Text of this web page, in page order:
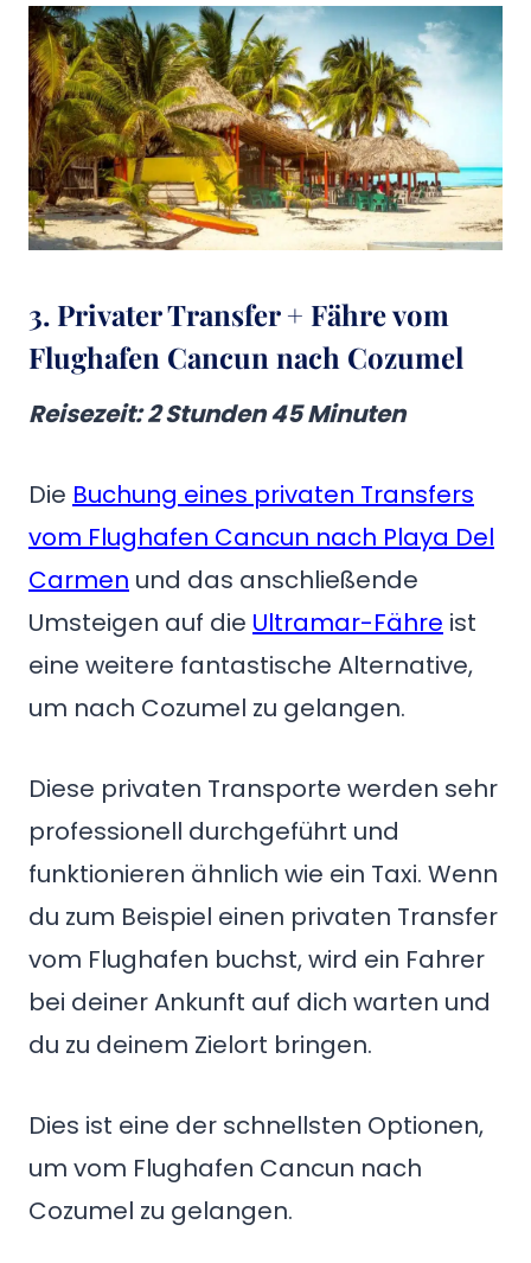
3. Privater Transfer + Fähre vom
Flughafen Cancun nach Cozumel
Reisezeit: 2 Stunden 45 Minuten
Die Buchung eines privaten Transfers
vom Flughafen Cancun nach Playa Del
Carmen und das anschließende
Umsteigen auf die Ultramar-Fähre ist
eine weitere fantastische Alternative,
um nach Cozumel zu gelangen.
Diese privaten Transporte werden sehr
professionell durchgeführt und
funktionieren ähnlich wie ein Taxi. Wenn
du zum Beispiel einen privaten Transfer
vom Flughafen buchst, wird ein Fahrer
bei deiner Ankunft auf dich warten und
du zu deinem Zielort bringen.
Dies ist eine der schnellsten Optionen,
um vom Flughafen Cancun nach
Cozumel zu gelangen.